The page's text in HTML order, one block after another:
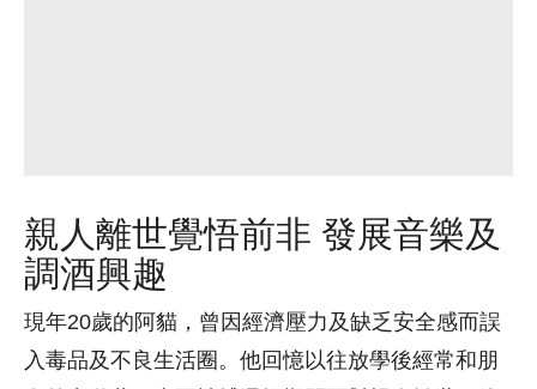
親人離世覺悟前非 發展音樂及
調酒興趣
現年20歲的阿貓，曾因經濟壓力及缺乏安全感而誤
入毒品及不良生活圈。他回憶以往放學後經常和朋